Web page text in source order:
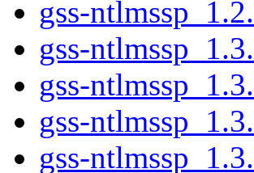
gss-
gss-
gss-
gss-
gss-